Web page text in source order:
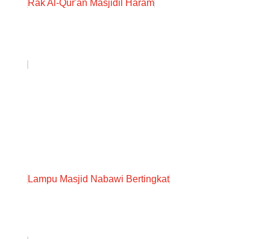
Rak Al-Qur'an Masjidil Haram
Lampu Masjid Nabawi Bertingkat